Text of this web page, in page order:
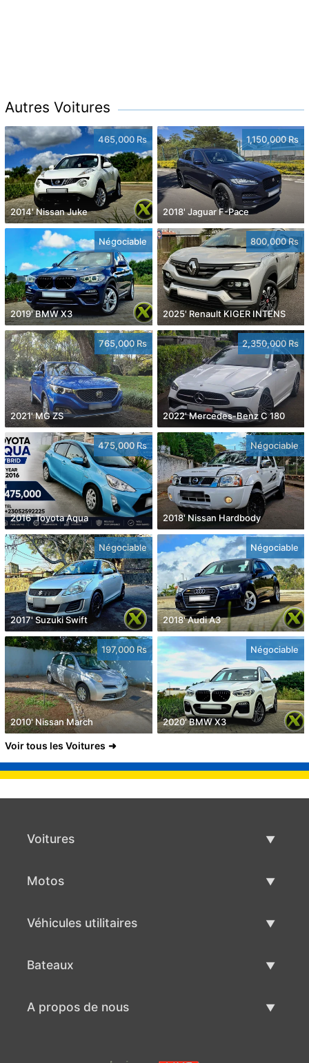
Autres Voitures
465,000 Rs
2014' Nissan Juke
1,150,000 Rs
2018' Jaguar F-Pace
Négociable
2019' BMW X3
800,000 Rs
2025' Renault KIGER INTENS
765,000 Rs
2021' MG ZS
2,350,000 Rs
2022' Mercedes-Benz C 180
475,000 Rs
2016' Toyota Aqua
Négociable
2018' Nissan Hardbody
Négociable
2017' Suzuki Swift
Négociable
2018' Audi A3
197,000 Rs
2010' Nissan March
Négociable
2020' BMW X3
Voir tous les Voitures
Voitures
Motos
Véhicules utilitaires
Bateaux
A propos de nous